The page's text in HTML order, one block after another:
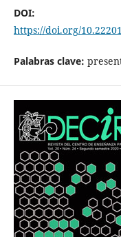
DOI:
https://doi.org/
Palabras clave: